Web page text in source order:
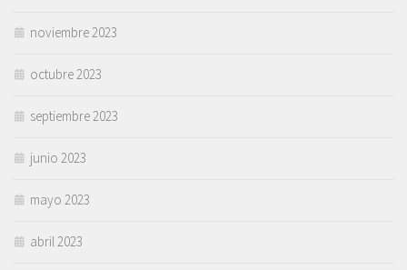
noviembre 2023
octubre 2023
septiembre 2023
junio 2023
mayo 2023
abril 2023